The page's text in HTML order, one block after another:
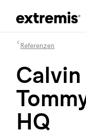
Referenzen
HQ